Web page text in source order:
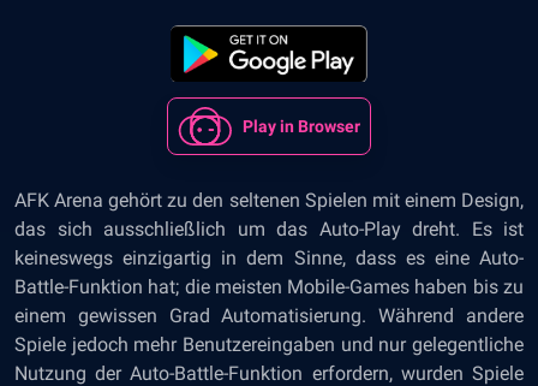
Play in Browser
AFK Arena gehört zu den seltenen Spielen mit einem Design,
das sich ausschließlich um das Auto-Play dreht. Es ist
keineswegs einzigartig in dem Sinne, dass es eine Auto-
Battle-Funktion hat; die meisten Mobile-Games haben bis zu
einem gewissen Grad Automatisierung. Während andere
Spiele jedoch mehr Benutzereingaben und nur gelegentliche
Nutzung der Auto-Battle-Funktion erfordern, wurden Spiele